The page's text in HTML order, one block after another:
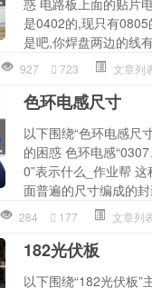
惑 电路板上面的贴片
是0402的,现只有
是吧,你焊盘两边的线
927 723 文章列
色环电感尺寸
以下围绕“色环电感尺
的困惑 色环电感
0”表示什么_作业帮
面普遍的尺寸编成的
284 177 文章列
182光伏板
以下围绕“182光伏板”